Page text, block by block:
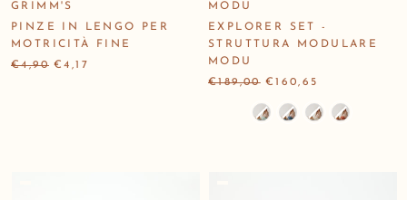
GRIMM'S
PINZE IN LENGO PER
MOTRICITÀ FINE
€4,90 €4,17
MODU
EXPLORER SET -
STRUTTURA MODULARE
MODU
€189,00 €160,65